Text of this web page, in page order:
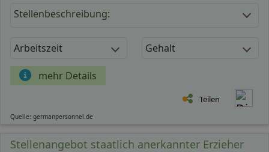
Stellenbeschreibung:
Arbeitszeit Gehalt
mehr Details
Teilen
Quelle: germanpersonnel.de
Stellenangebot staatlich anerkannter Erzieher